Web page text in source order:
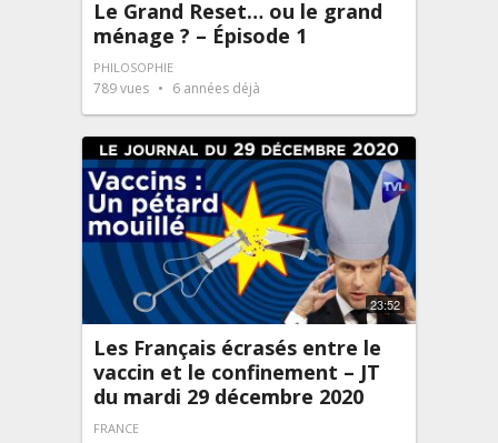
Le Grand Reset… ou le grand
ménage ? – Épisode 1
PHILOSOPHIE
789vues 6 années déjà
23:52
Les Français écrasés entre le
vaccin et le confinement – JT
du mardi 29 décembre 2020
FRANCE